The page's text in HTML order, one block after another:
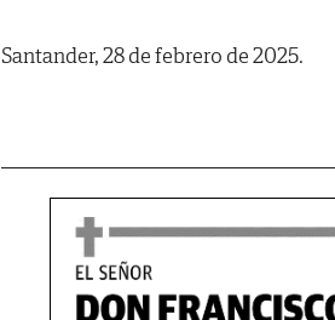
Santander, 28 de febrero de 2025.